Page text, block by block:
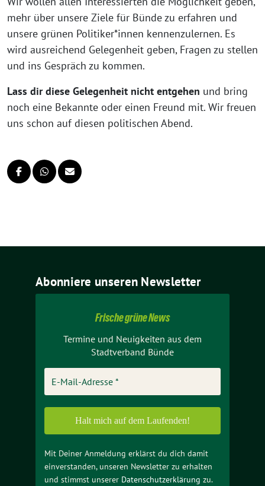
mehr über unsere Ziele für Bünde zu erfahren und
unsere grünen Politiker*innen kennenzulernen. Es
wird ausreichend Gelegenheit geben, Fragen zu stellen
und ins Gespräch zu kommen.
Lass dir diese Gelegenheit nicht entgehen und bring
noch eine Bekannte oder einen Freund mit. Wir freuen
uns schon auf diesen politischen Abend.
Abonniere unseren Newsletter
Frische grüne News
Termine und Neuigkeiten aus dem
Stadtverband Bünde
Mit Deiner Anmeldung erklärst du dich damit
einverstanden, unseren Newsletter zu erhalten
und stimmst unserer Datenschutzerklärung zu.